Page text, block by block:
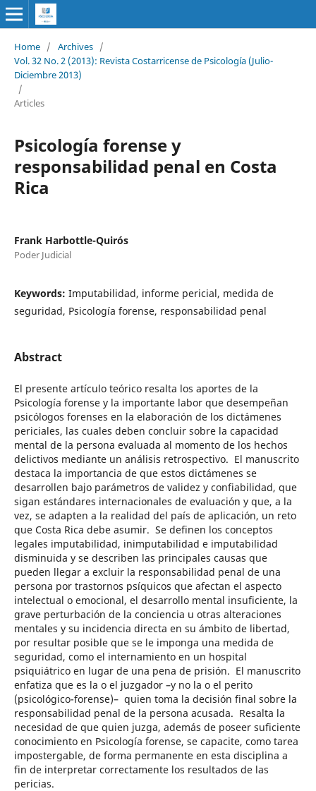
Home / Archives /
Vol. 32 No. 2 (2013): Revista Costarricense de Psicología (Julio-
Diciembre 2013)
/
Articles
Psicología forense y
responsabilidad penal en Costa
Rica
Frank Harbottle-Quirós
Poder Judicial
Keywords: Imputabilidad, informe pericial, medida de
seguridad, Psicología forense, responsabilidad penal
Abstract
El presente artículo teórico resalta los aportes de la
Psicología forense y la importante labor que desempeñan
psicólogos forenses en la elaboración de los dictámenes
periciales, las cuales deben concluir sobre la capacidad
mental de la persona evaluada al momento de los hechos
delictivos mediante un análisis retrospectivo. El manuscrito
destaca la importancia de que estos dictámenes se
desarrollen bajo parámetros de validez y confiabilidad, que
sigan estándares internacionales de evaluación y que, a la
vez, se adapten a la realidad del país de aplicación, un reto
que Costa Rica debe asumir. Se definen los conceptos
legales imputabilidad, inimputabilidad e imputabilidad
disminuida y se describen las principales causas que
pueden llegar a excluir la responsabilidad penal de una
persona por trastornos psíquicos que afectan el aspecto
intelectual o emocional, el desarrollo mental insuficiente, la
grave perturbación de la conciencia u otras alteraciones
mentales y su incidencia directa en su ámbito de libertad,
por resultar posible que se le imponga una medida de
seguridad, como el internamiento en un hospital
psiquiátrico en lugar de una pena de prisión. El manuscrito
enfatiza que es la o el juzgador –y no la o el perito
(psicológico-forense)– quien toma la decisión final sobre la
responsabilidad penal de la persona acusada. Resalta la
necesidad de que quien juzga, además de poseer suficiente
conocimiento en Psicología forense, se capacite, como tarea
impostergable, de forma permanente en esta disciplina a
fin de interpretar correctamente los resultados de las
pericias.